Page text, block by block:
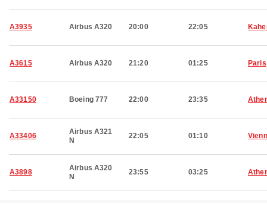
A3935 Airbus A320 20:00 22:05
A3615 Airbus A320 21:20 01:25 Paris
A33150 Boeing 777 22:00 23:35
A33406
Airbus A321
N
22:05 01:10
A3898
Airbus A320
N
23:55 03:25